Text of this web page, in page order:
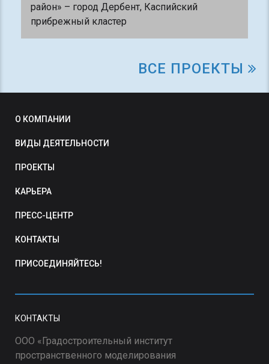
район» – город Дербент, Каспийский
прибрежный кластер
ВСЕ ПРОЕКТЫ
О КОМПАНИИ
ВИДЫ ДЕЯТЕЛЬНОСТИ
ПРОЕКТЫ
КАРЬЕРА
ПРЕСС-ЦЕНТР
КОНТАКТЫ
ПРИСОЕДИНЯЙТЕСЬ!
КОНТАКТЫ
ООО «Градостроительный институт
пространственного моделирования